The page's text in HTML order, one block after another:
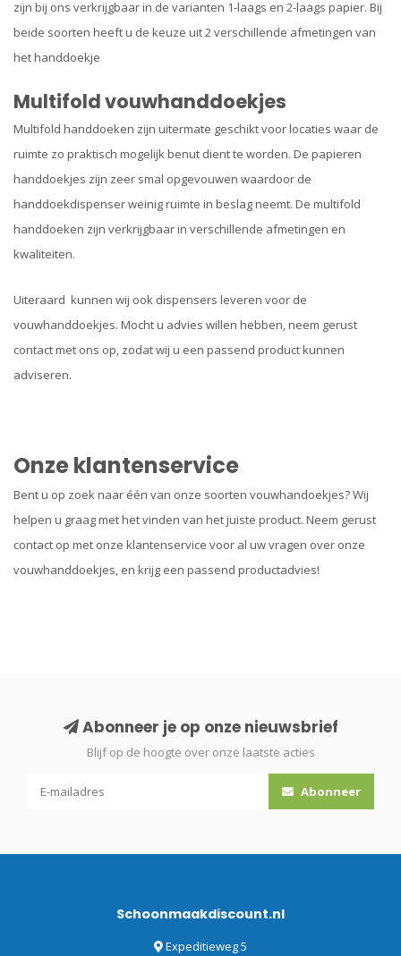
zijn bij ons verkrijgbaar in de varianten 1-laags en 2-laags papier. Bij
beide soorten heeft u de keuze uit 2 verschillende afmetingen van
het handdoekje
Multifold vouwhanddoekjes
Multifold handdoeken zijn uitermate geschikt voor locaties waar de
ruimte zo praktisch mogelijk benut dient te worden. De papieren
handdoekjes zijn zeer smal opgevouwen waardoor de
handdoekdispenser weinig ruimte in beslag neemt. De multifold
handdoeken zijn verkrijgbaar in verschillende afmetingen en
kwaliteiten.
Uiteraard kunnen wij ook dispensers leveren voor de
vouwhanddoekjes. Mocht u advies willen hebben, neem gerust
contact met ons op, zodat wij u een passend product kunnen
adviseren.
Onze klantenservice
Bent u op zoek naar één van onze soorten vouwhandoekjes? Wij
helpen u graag met het vinden van het juiste product. Neem gerust
contact op met onze klantenservice voor al uw vragen over onze
vouwhanddoekjes, en krijg een passend productadvies!
Abonneer je op onze nieuwsbrief
Blijf op de hoogte over onze laatste acties
Abonneer
Schoonmaakdiscount.nl
Expeditieweg 5